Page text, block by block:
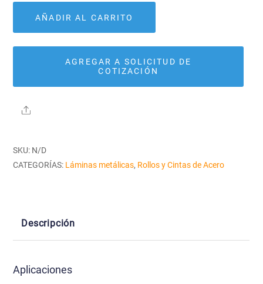
cantidad
AÑADIR AL CARRITO
AGREGAR A SOLICITUD DE
COTIZACIÓN
Share
SKU: N/D
CATEGORÍAS: Láminas metálicas, Rollos y Cintas de Acero
Descripción
Aplicaciones